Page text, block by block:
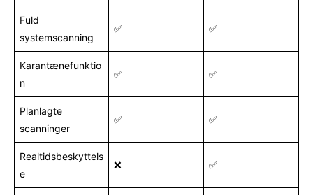
Fuld
systemscanning
✅ ✅
Karantænefunktio
n
✅ ✅
Planlagte
scanninger
✅ ✅
Realtidsbeskyttels
e
❌ ✅